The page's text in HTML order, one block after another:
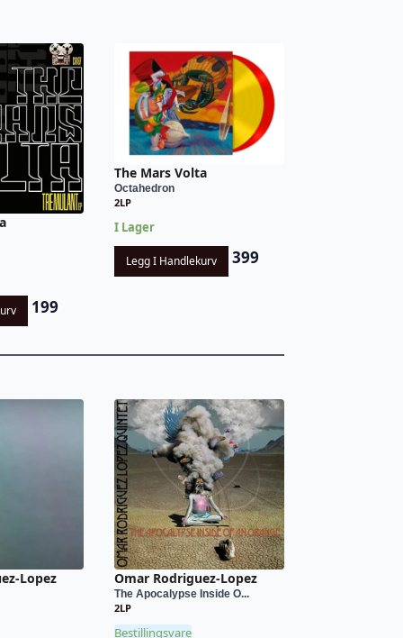
199
The Mars Volta
Octahedron
2LP
I Lager
Legg I Handlekurv 399
Lopez Omar Rodriguez-Lopez
The Apocalypse Inside O...
2LP
Bestillingsvare